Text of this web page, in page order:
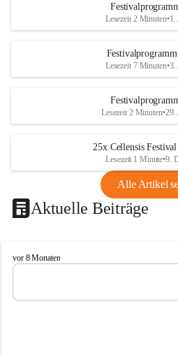
Lesezeit 2 Minuten•1.
Lesezeit 7 Minuten•3.
Lesezeit 2 Minuten•29.
25x Cellensis
Lesezeit 1 Minute•9.
Alle Artikel
Aktuelle Beiträge
C
e
l
vor 8 Monaten